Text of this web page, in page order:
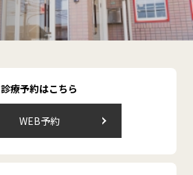
診療予約はこちら
WEB予約